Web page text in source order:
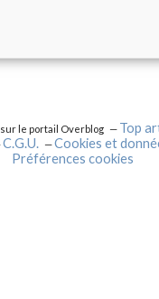
sur le portail Overblog Top
C.G.U.
Cookies et
Préférences cookies